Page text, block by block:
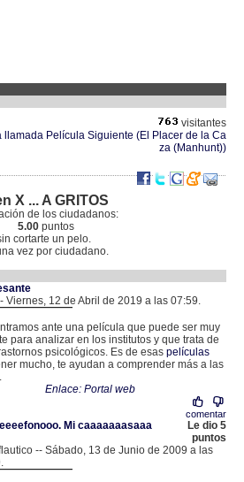
visitantes
llamada Película Siguiente (El Placer de la Ca
za (Manhunt))
X ... A GRITOS
de los ciudadanos:
5.00 puntos
cortarte un pelo.
vez por ciudadano.
Viernes, 12 de Abril de 2019 a las 07:59.
ante una película que puede ser muy
para analizar en los institutos y que trata de
psicológicos. Es de esas películas
mucho, te ayudan a comprender más a las
Enlace: Portal web
comentar
Mi caaaaaaasaaa
Le dio 5
puntos
-- Sábado, 13 de Junio de 2009 a las